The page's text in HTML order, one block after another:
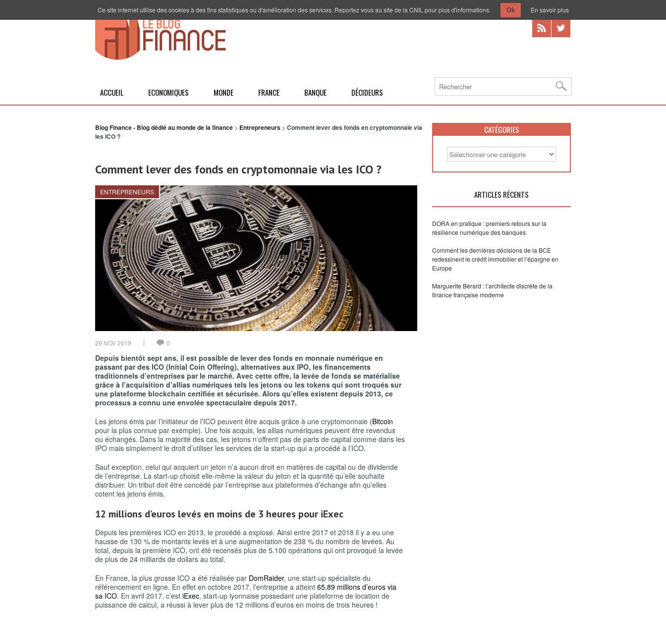
ACCUEIL ECONOMIQUES MONDE FRANCE BANQUE DÉCIDEURS
Blog Finance - Blog dédié au monde de la finance > Entrepreneurs > Comment lever des fonds en cryptomonnaie via
les ICO ?
Comment lever des fonds en cryptomonnaie via les ICO ?
ENTREPRENEURS
29 NOV 2019 0
Depuis bientôt sept ans, il est possible de lever des fonds en monnaie numérique en
passant par des ICO (Initial Coin Offering), alternatives aux IPO, les financements
traditionnels d’entreprises par le marché. Avec cette offre, la levée de fonds se matérialise
grâce à l’acquisition d’allias numériques tels les jetons ou les tokens qui sont troqués sur
une plateforme blockchain certifiée et sécurisée. Alors qu’elles existent depuis 2013, ce
processus a connu une envolée spectaculaire depuis 2017.
Les jetons émis par l’initiateur de l’ICO peuvent être acquis grâce à une cryptomonnaie (Bitcoin
pour la plus connue par exemple). Une fois acquis, les allias numériques peuvent être revendus
ou échangés. Dans la majorité des cas, les jetons n’offrent pas de parts de capital comme dans les
IPO mais simplement le droit d’utiliser les services de la start-up qui a procédé à l’ICO.
Sauf exception, celui qui acquiert un jeton n’a aucun droit en matières de capital ou de dividende
de l’entreprise. La start-up choisit elle-même la valeur du jeton et la quantité qu’elle souhaite
distribuer. Un tribut doit être concédé par l’entreprise aux plateformes d’échange afin qu’elles
cotent les jetons émis.
12 millions d’euros levés en moins de 3 heures pour iExec
Depuis les premières ICO en 2013, le procédé a explosé. Ainsi entre 2017 et 2018 il y a eu une
hausse de 130 % de montants levés et à une augmentation de 238 % du nombre de levées. Au
total, depuis la première ICO, ont été recensés plus de 5.100 opérations qui ont provoqué la levée
de plus de 24 milliards de dollars au total.
En France, la plus grosse ICO a été réalisée par DomRaider, une start-up spécialiste du
référencement en ligne. En effet en octobre 2017, l’entreprise a atteint 65,89 millions d’euros via
sa ICO. En avril 2017, c’est iExec, start-up lyonnaise possedant une plateforme de location de
puissance de calcul, a réussi à lever plus de 12 millions d’euros en moins de trois heures !
CATÉGORIES
ARTICLES RÉCENTS
DORA en pratique : premiers retours sur la
résilience numérique des banques
Comment les dernières décisions de la BCE
redessinent le crédit immobilier et l’épargne en
Europe
Marguerite Bérard : l’architecte discrète de la
finance française moderne
Ce site internet utilise des cookies à des fins statistiques ou d'amélioration des services. Reportez vous au site de la CNIL pour plus d'informations. Ok En savoir plus